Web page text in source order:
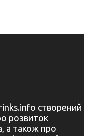
створений
розвиток
а також про